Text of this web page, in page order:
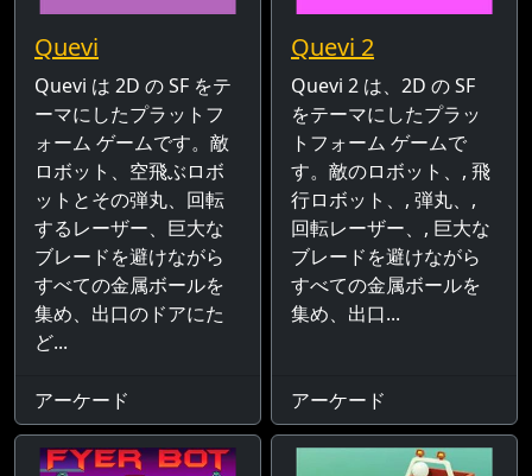
Quevi
Quevi は 2D の SF をテ
ーマにしたプラットフ
ォーム ゲームです。敵
ロボット、空飛ぶロボ
ットとその弾丸、回転
するレーザー、巨大な
ブレードを避けながら
すべての金属ボールを
集め、出口のドアにた
ど...
アーケード
Quevi 2
Quevi 2 は、2D の SF
をテーマにしたプラッ
トフォーム ゲームで
す。敵のロボット、, 飛
行ロボット、, 弾丸、,
回転レーザー、, 巨大な
ブレードを避けながら
すべての金属ボールを
集め、出口...
アーケード